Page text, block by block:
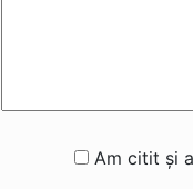
Am citit și